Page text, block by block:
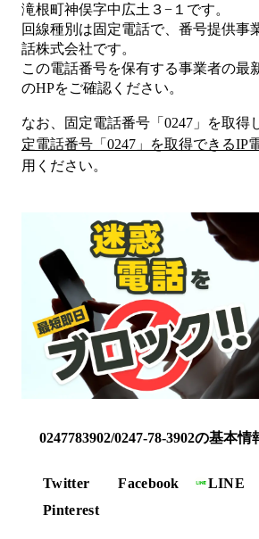
滝根町神俣字中広土３−１ です。
回線種別は固定電話で、番号提供事
話株式会社です。
この電話番号を保有する事業者の最
のHPをご確認ください。
なお、固定電話番号「 0247 」を取得
定電話番号「 0247 」を取得できるIP
用ください。
0247783902/0247-78-3902の基本情
Twitter Facebook LINE
Pinterest